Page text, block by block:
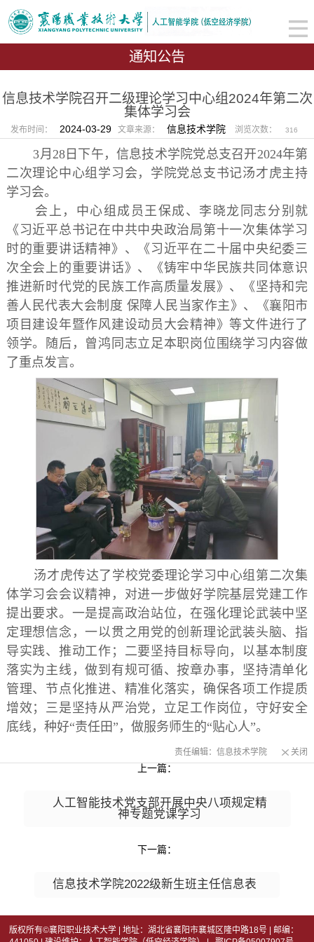
通知公告
信息技术学院召开二级理论学习中心组2024年第二次
集体学习会
发布时间： 2024-03-29 文章来源： 信息技术学院 浏览次数： 316
3月28日下午，信息技术学院党总支召开2024年第
二次理论中心组学习会，学院党总支书记汤才虎主持
学习会。
会上，中心组成员王保成、李晓龙同志分别就
《习近平总书记在中共中央政治局第十一次集体学习
时的重要讲话精神》、《习近平在二十届中央纪委三
次全会上的重要讲话》、《铸牢中华民族共同体意识
推进新时代党的民族工作高质量发展》、《坚持和完
善人民代表大会制度 保障人民当家作主》、《襄阳市
项目建设年暨作风建设动员大会精神》等文件进行了
领学。随后，曾鸿同志立足本职岗位围绕学习内容做
了重点发言。
汤才虎传达了学校党委理论学习中心组第二次集
体学习会会议精神，对进一步做好学院基层党建工作
提出要求。一是提高政治站位，在强化理论武装中坚
定理想信念，一以贯之用党的创新理论武装头脑、指
导实践、推动工作；二要坚持目标导向，以基本制度
落实为主线，做到有规可循、按章办事，坚持清单化
管理、节点化推进、精准化落实，确保各项工作提质
增效；三是坚持从严治党，立足工作岗位，守好安全
底线，种好“责任田”，做服务师生的“贴心人”。
责任编辑：信息技术学院 关闭
上一篇：
人工智能技术党支部开展中央八项规定精
神专题党课学习
下一篇：
信息技术学院2022级新生班主任信息表
版权所有©襄阳职业技术大学 | 地址：湖北省襄阳市襄城区隆中路18号 | 邮编：